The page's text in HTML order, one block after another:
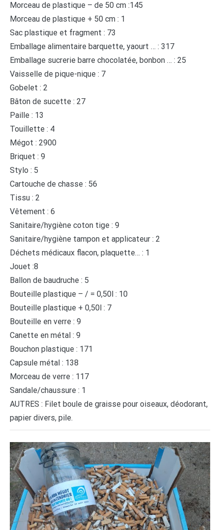
Morceau de plastique – de 50 cm :145
Morceau de plastique + 50 cm : 1
Sac plastique et fragment : 73
Emballage alimentaire barquette, yaourt … : 317
Emballage sucrerie barre chocolatée, bonbon … : 25
Vaisselle de pique-nique : 7
Gobelet : 2
Bâton de sucette : 27
Paille : 13
Touillette : 4
Mégot : 2900
Briquet : 9
Stylo : 5
Cartouche de chasse : 56
Tissu : 2
Vêtement : 6
Sanitaire/hygiène coton tige : 9
Sanitaire/hygiène tampon et applicateur : 2
Déchets médicaux flacon, plaquette… : 1
Jouet :8
Ballon de baudruche : 5
Bouteille plastique – / = 0,50l : 10
Bouteille plastique + 0,50l : 7
Bouteille en verre : 9
Canette en métal : 9
Bouchon plastique : 171
Capsule métal : 138
Morceau de verre : 117
Sandale/chaussure : 1
AUTRES : Filet boule de graisse pour oiseaux, déodorant,
papier divers, pile.